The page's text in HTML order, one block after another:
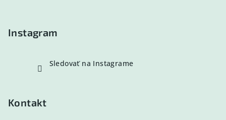
Instagram
Sledovať na Instagrame
Kontakt